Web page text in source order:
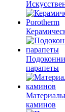
парапеты
каминов